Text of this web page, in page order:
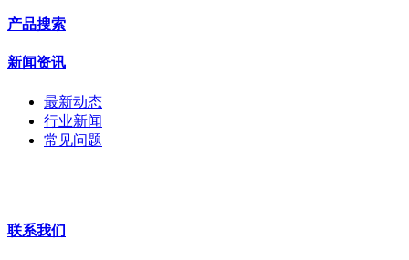
配件
拼接屏
安检门
工程宝
海康机器人
产品搜索
新闻资讯
最新动态
行业新闻
常见问题
联系我们